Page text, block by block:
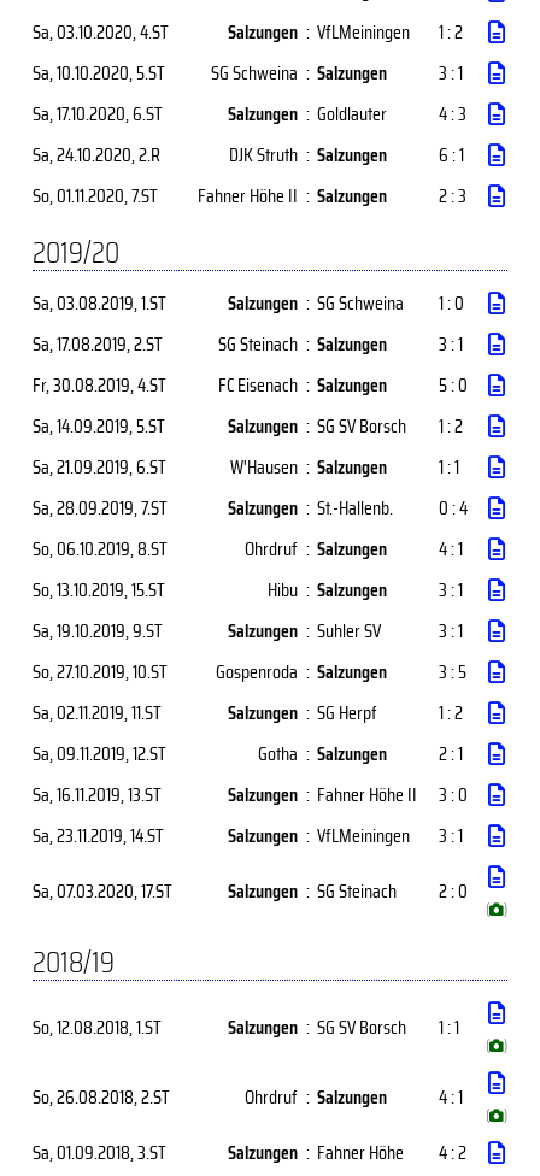
Sa, 03.10.2020, 4.ST Salzungen : VfLMeiningen
1 : 2
Sa, 10.10.2020, 5.ST SG Schweina : Salzungen
3 : 1
Sa, 17.10.2020, 6.ST Salzungen : Goldlauter
4 : 3
Sa, 24.10.2020, 2.R DJK Struth : Salzungen
6 : 1
So, 01.11.2020, 7.ST Fahner Höhe II : Salzungen 2 : 3
2019/20
Sa, 03.08.2019, 1.ST Salzungen : SG Schweina
1 : 0
Sa, 17.08.2019, 2.ST SG Steinach : Salzungen
3 : 1
Fr, 30.08.2019, 4.ST FC Eisenach : Salzungen
5 : 0
Sa, 14.09.2019, 5.ST Salzungen : SG SV Borsch
1 : 2
Sa, 21.09.2019, 6.ST W'Hausen : Salzungen
1 : 1
Sa, 28.09.2019, 7.ST Salzungen : St.-Hallenb.
0 : 4
So, 06.10.2019, 8.ST Ohrdruf : Salzungen
4 : 1
So, 13.10.2019, 15.ST Hibu : Salzungen
3 : 1
Sa, 19.10.2019, 9.ST Salzungen : Suhler SV
3 : 1
So, 27.10.2019, 10.ST Gospenroda : Salzungen
3 : 5
Sa, 02.11.2019, 11.ST Salzungen : SG Herpf
1 : 2
Sa, 09.11.2019, 12.ST Gotha : Salzungen
2 : 1
Sa, 16.11.2019, 13.ST Salzungen : Fahner Höhe II
3 : 0
Sa, 23.11.2019, 14.ST Salzungen : VfLMeiningen
3 : 1
Sa, 07.03.2020, 17.ST Salzungen : SG Steinach 2 : 0
( )
2018/19
So, 12.08.2018, 1.ST Salzungen : SG SV Borsch 1 : 1
( )
So, 26.08.2018, 2.ST Ohrdruf : Salzungen 4 : 1
( )
Sa, 01.09.2018, 3.ST Salzungen : Fahner Höhe
4 : 2